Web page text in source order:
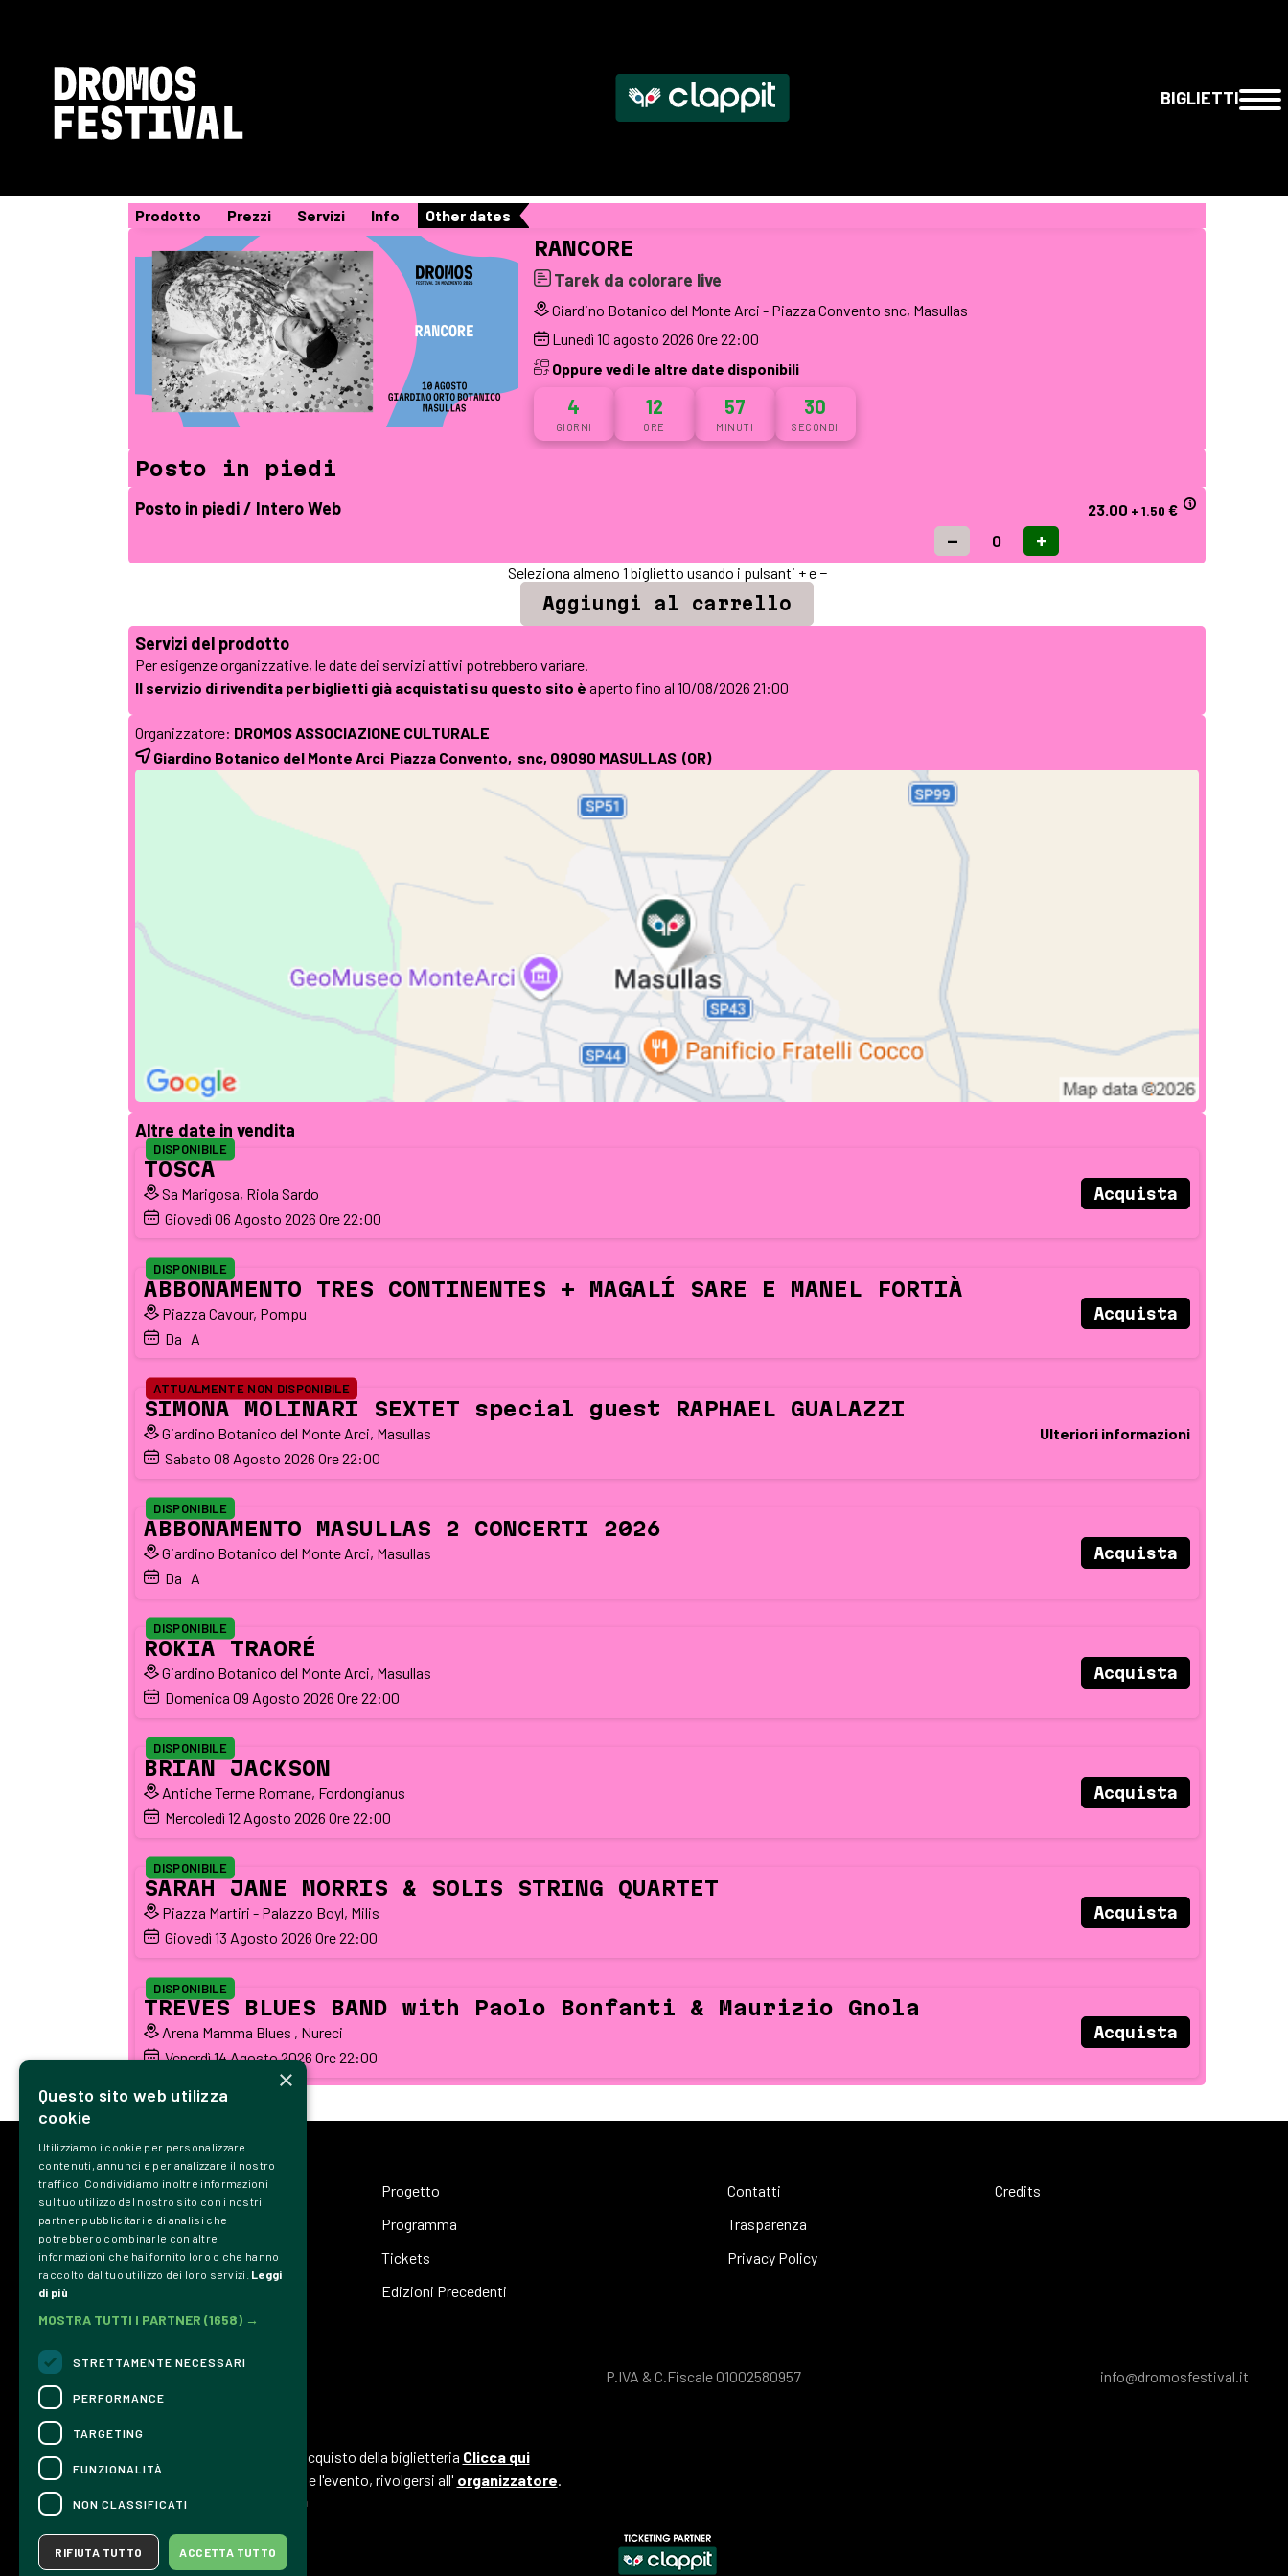
BIGLIETTI
Prodotto Prezzi Servizi Info Other dates
RANCORE
Tarek da colorare live
Giardino Botanico del Monte Arci - Piazza Convento snc, Masullas
Lunedì 10 agosto 2026 Ore 22:00
Oppure vedi le altre date disponibili
4
GIORNI
12
ORE
57
MINUTI
29
SECONDI
Posto in piedi
Posto in piedi / Intero Web 23.00 + 1.50 €
Seleziona almeno 1 biglietto usando i pulsanti + e −
Servizi del prodotto
Per esigenze organizzative, le date dei servizi attivi potrebbero variare.
Il servizio di rivendita per biglietti già acquistati su questo sito èaperto fino al 10/08/2026 21:00
Organizzatore: DROMOS ASSOCIAZIONE CULTURALE
Giardino Botanico del Monte Arci Piazza Convento, snc, 09090 MASULLAS (OR)
Altre date in vendita
TOSCA
Sa Marigosa, Riola Sardo
Giovedì 06 Agosto 2026 Ore 22:00
DISPONIBILE
Acquista
ABBONAMENTO TRES CONTINENTES + MAGALÍ SARE E MANEL FORTIÀ
Piazza Cavour, Pompu
Da A
DISPONIBILE
Acquista
SIMONA MOLINARI SEXTET special guest RAPHAEL GUALAZZI
Giardino Botanico del Monte Arci, Masullas
Sabato 08 Agosto 2026 Ore 22:00
ATTUALMENTE NON DISPONIBILE
Ulteriori informazioni
ABBONAMENTO MASULLAS 2 CONCERTI 2026
Giardino Botanico del Monte Arci, Masullas
Da A
DISPONIBILE
Acquista
ROKIA TRAORÉ
Giardino Botanico del Monte Arci, Masullas
Domenica 09 Agosto 2026 Ore 22:00
DISPONIBILE
Acquista
BRIAN JACKSON
Antiche Terme Romane, Fordongianus
Mercoledì 12 Agosto 2026 Ore 22:00
DISPONIBILE
Acquista
SARAH JANE MORRIS & SOLIS STRING QUARTET
Piazza Martiri - Palazzo Boyl, Milis
Giovedì 13 Agosto 2026 Ore 22:00
DISPONIBILE
Acquista
TREVES BLUES BAND with Paolo Bonfanti & Maurizio Gnola
Arena Mamma Blues , Nureci
Venerdì14Agosto 2026 Ore 22:00
DISPONIBILE
Acquista
Progetto
Programma
Tickets
Edizioni Precedenti
Contatti
Trasparenza
Privacy Policy
Credits
P.IVA & C.Fiscale 01002580957 info@dromosfestival.it
CONTATTI
Per informazioni e supporto all'acquisto della biglietteria Clicca qui
Per informazioni sul programma e l'evento, rivolgersi all' organizzatore.
Dichiarazione di accessibilità
×
Questo sito web utilizza
cookie
Utilizziamo i cookie per personalizzare
contenuti, annunci e per analizzare il nostro
traffico. Condividiamo inoltre informazioni
sul tuo utilizzo del nostro sito con i nostri
partner pubblicitari e di analisi che
potrebbero combinarle con altre
informazioni che hai fornito loro o che hanno
raccolto dal tuo utilizzo dei loro servizi. Leggi
di più
MOSTRA TUTTI I PARTNER (1658) →
STRETTAMENTE NECESSARI
PERFORMANCE
TARGETING
FUNZIONALITÀ
NON CLASSIFICATI
ACCETTA TUTTO
RIFIUTA TUTTO